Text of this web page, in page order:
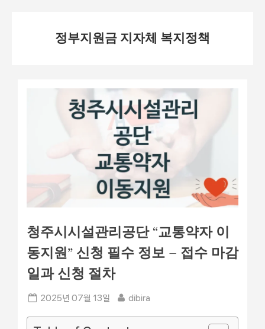
정부지원금 지자체 복지정책
청주시시설관리공단 “교통약자 이
동지원” 신청 필수 정보 – 접수 마감
일과 신청 절차
Posted
2025년 07월 13일 By
dibira